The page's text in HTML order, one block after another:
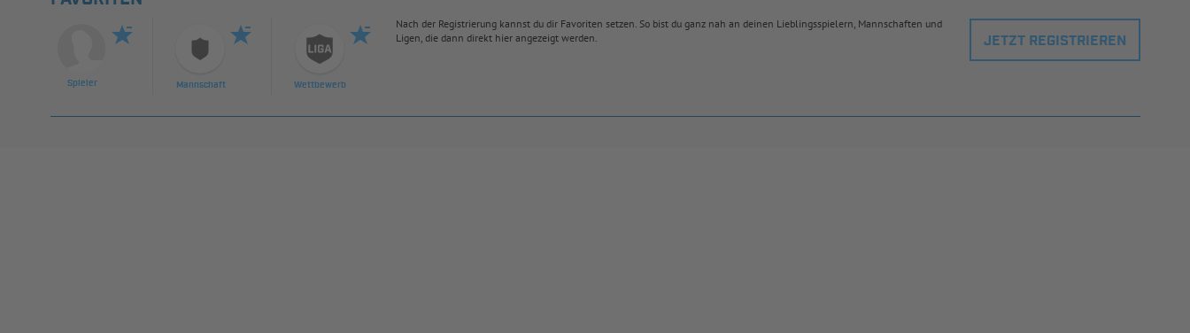
Spieler Mannschaft Wettbewerb
Nach der Registrierung kannst du dir Favoriten setzen. So bist du ganz nah an deinen Lieblingsspielern, Mannschaften und
Ligen, die dann direkt hier angezeigt werden.
JETZT REGISTRIEREN